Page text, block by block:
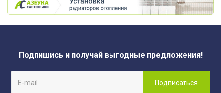
Подпишись и получай выгодные предложения!